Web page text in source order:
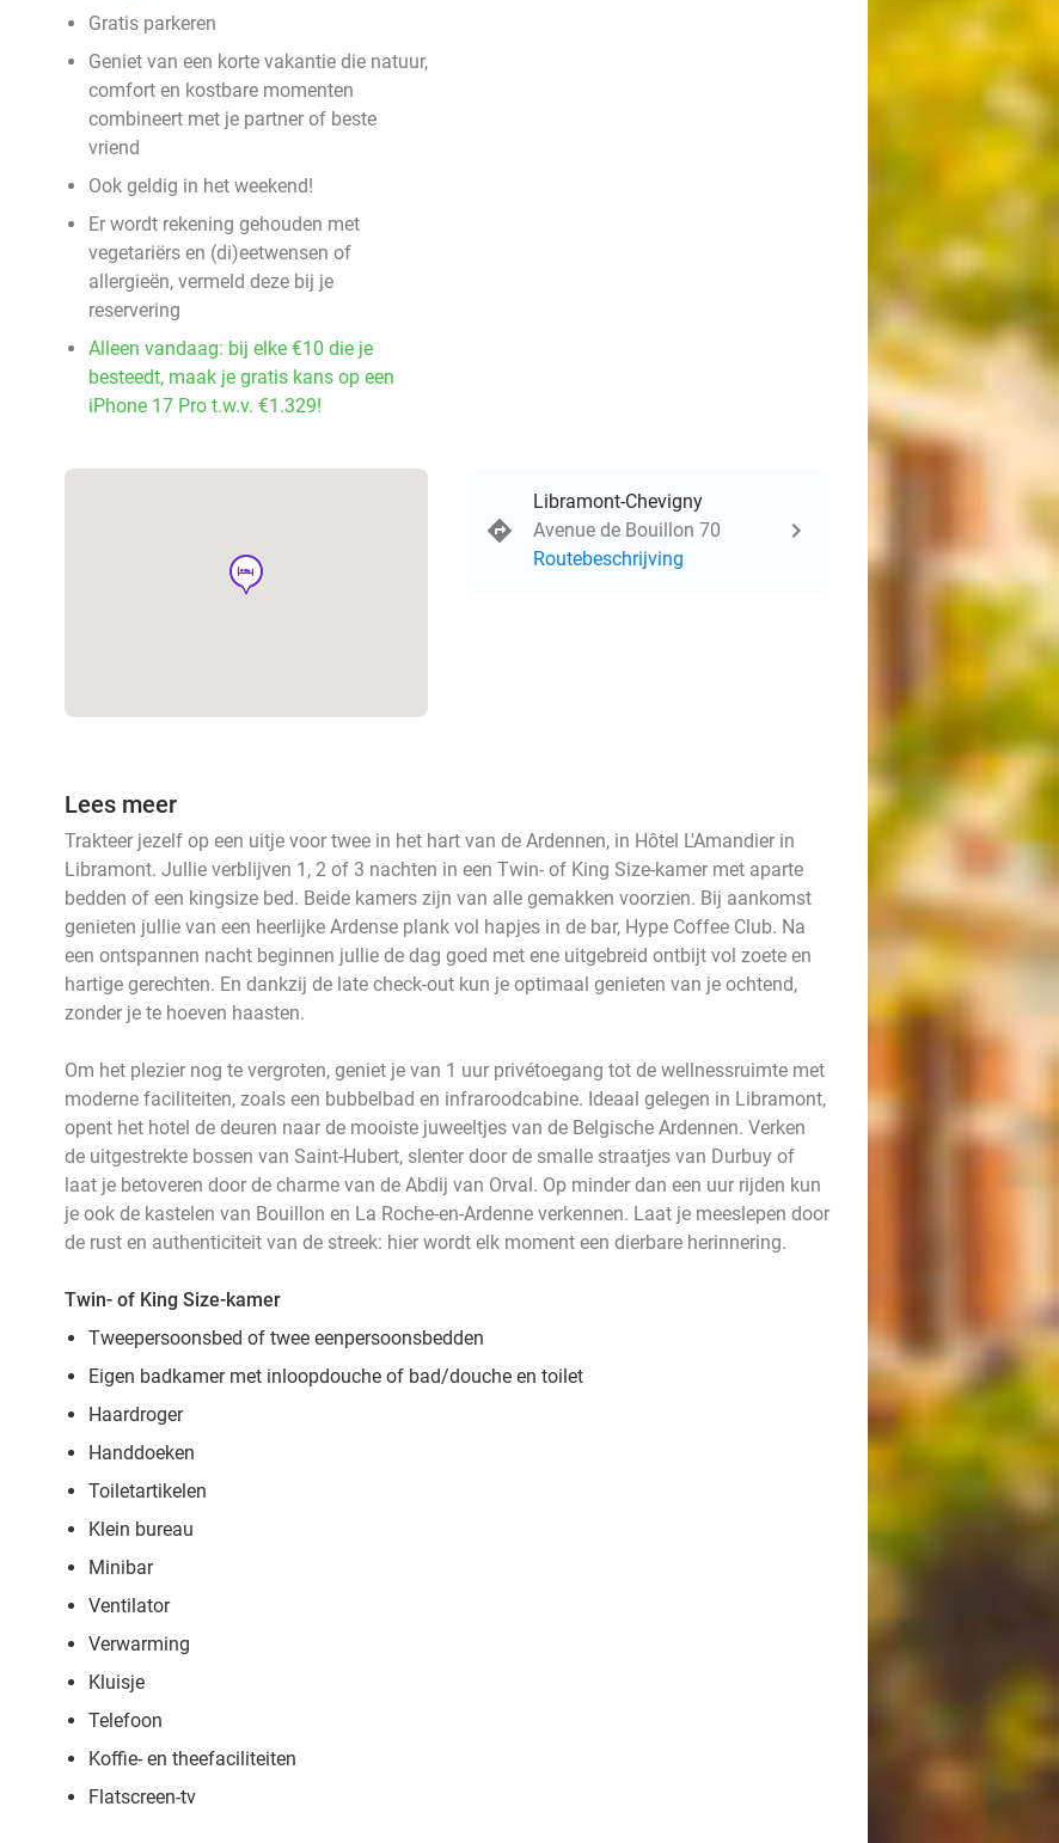
Gratis parkeren
Geniet van een korte vakantie die natuur,
comfort en kostbare momenten
combineert met je partner of beste
vriend
Ook geldig in het weekend!
Er wordt rekening gehouden met
vegetariërs en (di)eetwensen of
allergieën, vermeld deze bij je
reservering
Alleen vandaag: bij elke €10 die je
besteedt, maak je gratis kans op een
iPhone 17 Pro t.w.v. €1.329!
hotel
Libramont-Chevigny
Avenue de Bouillon 70
Routebeschrijving
Lees meer
Trakteer jezelf op een uitje voor twee in het hart van de Ardennen, in Hôtel L'Amandier in
Libramont. Jullie verblijven 1, 2 of 3 nachten in een Twin- of King Size-kamer met aparte
bedden of een kingsize bed. Beide kamers zijn van alle gemakken voorzien. Bij aankomst
genieten jullie van een heerlijke Ardense plank vol hapjes in de bar, Hype Coffee Club. Na
een ontspannen nacht beginnen jullie de dag goed met ene uitgebreid ontbijt vol zoete en
hartige gerechten. En dankzij de late check-out kun je optimaal genieten van je ochtend,
zonder je te hoeven haasten.
Om het plezier nog te vergroten, geniet je van 1 uur privétoegang tot de wellnessruimte met
moderne faciliteiten, zoals een bubbelbad en infraroodcabine. Ideaal gelegen in Libramont,
opent het hotel de deuren naar de mooiste juweeltjes van de Belgische Ardennen. Verken
de uitgestrekte bossen van Saint-Hubert, slenter door de smalle straatjes van Durbuy of
laat je betoveren door de charme van de Abdij van Orval. Op minder dan een uur rijden kun
je ook de kastelen van Bouillon en La Roche-en-Ardenne verkennen. Laat je meeslepen door
de rust en authenticiteit van de streek: hier wordt elk moment een dierbare herinnering.
Twin- of King Size-kamer
Tweepersoonsbed of twee eenpersoonsbedden
Eigen badkamer met inloopdouche of bad/douche en toilet
Haardroger
Handdoeken
Toiletartikelen
Klein bureau
Minibar
Ventilator
Verwarming
Kluisje
Telefoon
Koffie- en theefaciliteiten
Flatscreen-tv